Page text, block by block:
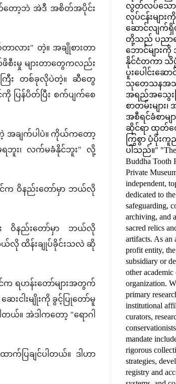
က်တော့ဘဲ အဲဒီ အစိတ်အပိုင်း
ာလား" တဲ့။ အချိုစားတာ
းမှု များတာတွေကလည်း
းကြီး တစ်ခုလိုပဲတဲ့။ ဆီတွေ
ပြန်ပိတ်ပြီး စက်ပျက်စေ
ဆိုတဲ့ အချက်ပါပဲ။ ကိုယ်ကတော့
ရဘူး၊ လက်မခံနိုင်ဘူး" လို့
ရှင်က ဝိနည်းတော်မှာ ဘယ်လို
း ဝိနည်းတော်မှာ ဘယ်လို
ယ်လို ထိန်းချုပ်ခိုင်းသလဲ ဆို
င်က ရဟန်းတော်များအတွက်
ဆေးငါးမျိုးကို ခွင့်ပြုတော်မူ
ယ်။ အဲဒါကတော့ "ရောဂါ
ာက်ပြချင်ပါတယ်။ ဒါဟာ
လွတ်လပ်သေ
လုပ်ငန်းများ
ဆောင်လျက်ရှိ
တို့သည် ပညာရ
ဘောင်များကို
နိုင်ငံတကာ သိပ္
ပူးပေါင်းဆေ
သုတေသနအ
အရည်အသွေး
စာတမ်းများ၊
အစီရင်ခံစာမျ
ဆိုင်ရာ ထုတ်ဝ
ကြွစွာ ပံ့ပိုး
ပါသည်။" "The
Buddha Tooth
Private
independent,
dedicated to
safeguarding,
archiving, and
sacred relics
artifacts. As an
profit entity,
subsidiary or
other
organization.
primary
institutional
curators,
mandate
rigorous
strategies,
registry and